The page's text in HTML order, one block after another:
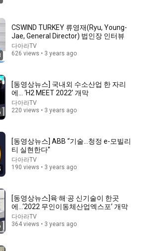
Care About Work
views
CSWIND TURKEY 류영재(Ryu, Young-
Jae, General Director) 법인장 인터뷰
다아라TV
626 views • 3 years ago
[동영상뉴스] 국내외 수소산업 한 자리
에… ‘H2 MEET 2022’ 개막
다아라TV
220 views • 3 years ago
[동영상뉴스] ABB “기술…청정 e-모빌리
티 실현한다”
다아라TV
190 views • 3 years ago
[동영상뉴스]육·해·공 신기술이 한곳
에…‘2022 무인이동체산업엑스포’ 개막
다아라TV
364 views • 3 years ago